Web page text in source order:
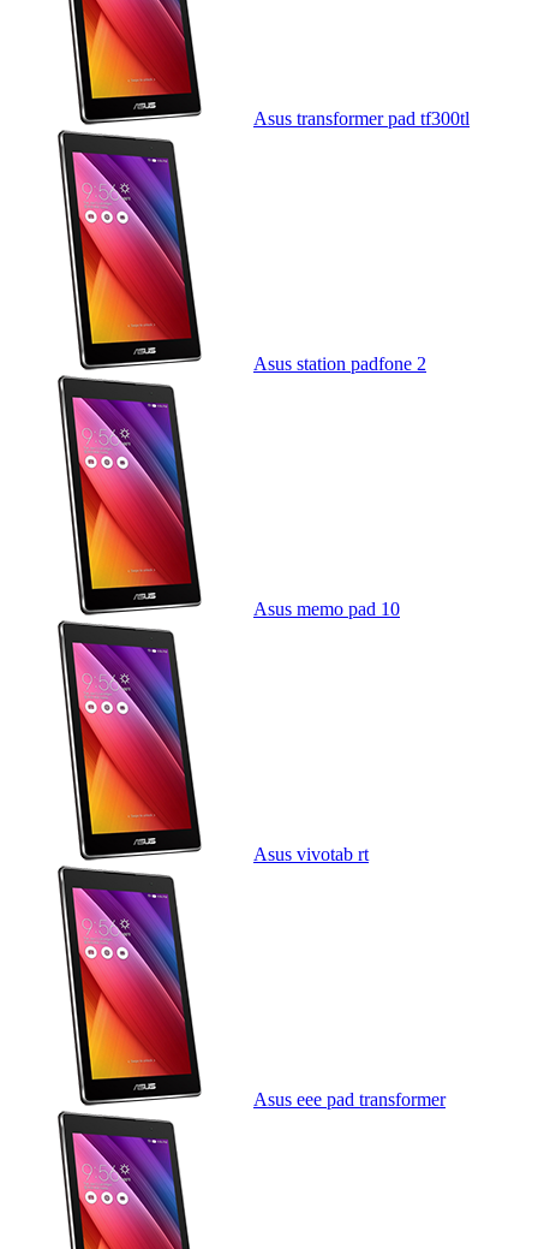
Asus transformer pad tf300tl
Asus station padfone 2
Asus memo pad 10
Asus vivotab rt
Asus eee pad transformer